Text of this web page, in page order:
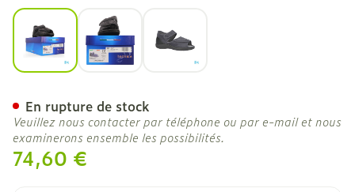
View larger imageView larger image
74,60 €
En rupture de stock
Veuillez nous contacter par téléphone ou par e-mail et nous
examinerons ensemble les possibilités.